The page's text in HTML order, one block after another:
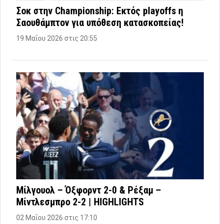
Σοκ στην Championship: Εκτός playoffs η
Σαουθάμπτον για υπόθεση κατασκοπείας!
19 Μαΐου 2026 στις 20:55
Μίλγουολ – Όξφορντ 2-0 & Ρέξαμ –
Μίντλεσμπρο 2-2 | HIGHLIGHTS
02 Μαΐου 2026 στις 17:10